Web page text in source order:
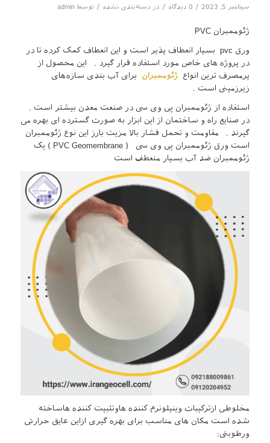
سپتامبر 5, 2023 / 0 دیدگاه / در دسته‌بندی نشده / توسط admin
ژئوممبران PVC
ورق pvc بسیار انعطاف پذیر است و این انعطاف کمک کرده تا در
در پروژه های خاص مورد استفاده قرار گیرد . این محصول از
پرمصرف ‌ترین انواع ژئوممبران برای آب بندی سازه‌های
زیرزمینی است .
استفاده از ژئوممبران پی وی سی در صنعت معدن بیشتر است .
در صنایع راه و ساختمان از این ابزار به صورت گسترده ای بهره می
گیرند . مقاومت و تحمل فشار بالا مزیت بارز این نوع ژئوممبران
است ورق ژئوممبران پی وی سی ( PVC Geomembrane ) یک
ژئوممبران ضد آب بسیار منعطف است
مخلوطی ازترکیبات وینیلونرم کننده هاوتثبیت کننده هاساخته
شده است مکان های مناسب برای بهره گیری ازاین عایق حرارتی
ورطوبتی: